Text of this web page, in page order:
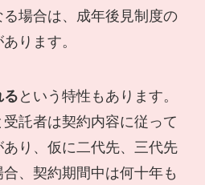
場合は、成年後見制度の
ります。
る という特性もあります。
託者は契約内容に従って
り、仮に二代先、三代先
、契約期間中は何十年も